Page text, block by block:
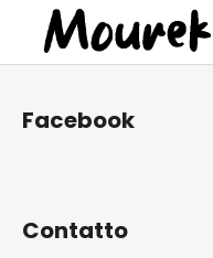
Facebook
Contatto